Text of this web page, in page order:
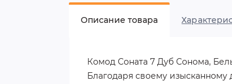
Описание товара
Комод Соната 7 Дуб Сонома,
Благодаря своему